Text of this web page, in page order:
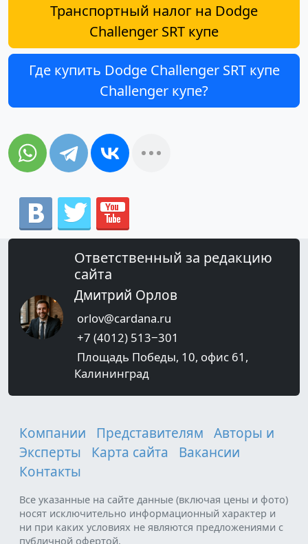
Транспортный налог на Dodge
Challenger SRT купе
Где купить Dodge Challenger SRT купе
Challenger купе?
Ответственный за редакцию
сайта
Дмитрий Орлов
orlov@cardana.ru
+7 (4012) 513‒301
Площадь Победы, 10, офис 61,
Калининград
Компании Представителям
Авторы и
Эксперты
Карта сайта
Вакансии
Контакты
Все указанные на сайте данные (включая цены и фото)
носят исключительно информационный характер и
ни при каких условиях не являются предложениями с
публичной офертой.